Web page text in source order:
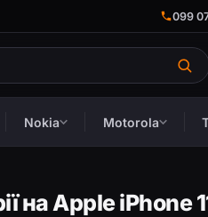
099
Nokia Motorola
на Apple iPhone